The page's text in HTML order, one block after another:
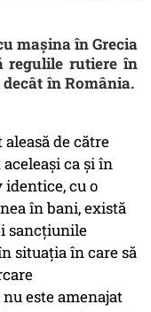
maşina în Grecia
regulile rutiere în
în România.
de către
ca și în
cu o
în bani, există
sancțiunile
situația în care să
este amenajat